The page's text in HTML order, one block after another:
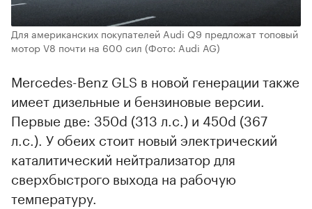
Для американских покупателей Audi Q9 предложат топовый
мотор V8 почти на 600 сил (Фото: Audi AG)
Mercedes-Benz GLS в новой генерации также
имеет дизельные и бензиновые версии.
Первые две: 350d (313 л.с.) и 450d (367
л.с.). У обеих стоит новый электрический
каталитический нейтрализатор для
сверхбыстрого выхода на рабочую
температуру.